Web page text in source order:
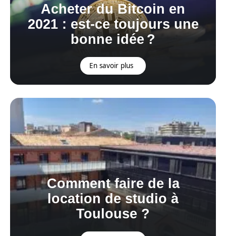
Acheter du Bitcoin en
2021 : est-ce toujours une
bonne idée ?
En savoir plus
Comment faire de la
location de studio à
Toulouse ?